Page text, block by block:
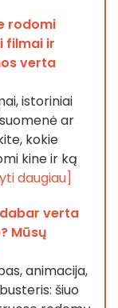
rodomi
filmai ir
verta
istoriniai
ar
kokie
kine ir ką
daugiau]
verta
Mūsų
animacija,
šiuo